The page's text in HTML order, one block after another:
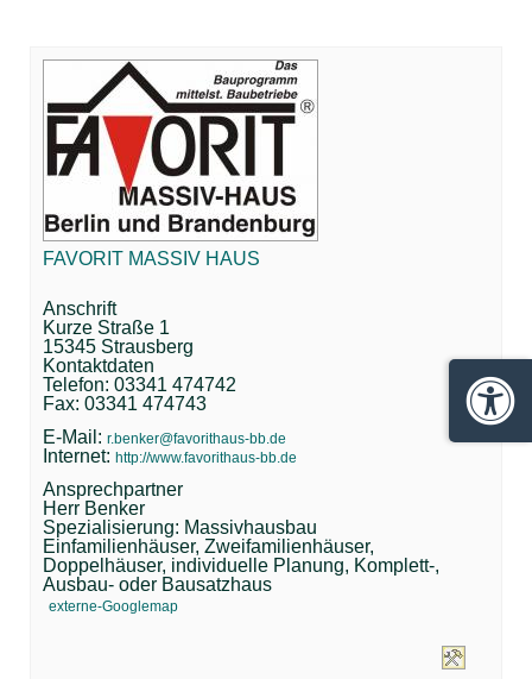
FAVORIT MASSIV HAUS
Anschrift
Kurze Straße 1
15345 Strausberg
Kontaktdaten
Telefon: 03341 474742
Fax: 03341 474743
E-Mail: r.benker@favorithaus-bb.de
Internet: http://www.favorithaus-bb.de
Ansprechpartner
Herr Benker
Spezialisierung: Massivhausbau
Einfamilienhäuser, Zweifamilienhäuser,
Doppelhäuser, individuelle Planung, Komplett-,
Ausbau- oder Bausatzhaus
externe-Googlemap